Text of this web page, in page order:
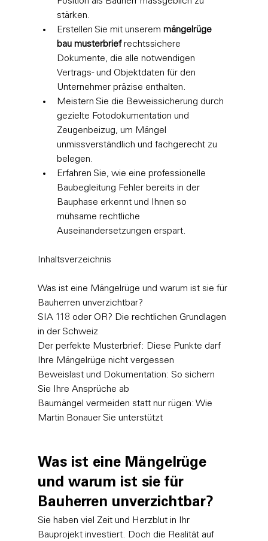
stärken.
Erstellen Sie mit unserem mängelrüge
bau musterbrief rechtssichere
Dokumente, die alle notwendigen
Vertrags- und Objektdaten für den
Unternehmer präzise enthalten.
Meistern Sie die Beweissicherung durch
gezielte Fotodokumentation und
Zeugenbeizug, um Mängel
unmissverständlich und fachgerecht zu
belegen.
Erfahren Sie, wie eine professionelle
Baubegleitung Fehler bereits in der
Bauphase erkennt und Ihnen so
mühsame rechtliche
Auseinandersetzungen erspart.
Inhaltsverzeichnis
Was ist eine Mängelrüge und warum ist sie für
Bauherren unverzichtbar?
SIA 118 oder OR? Die rechtlichen Grundlagen
in der Schweiz
Der perfekte Musterbrief: Diese Punkte darf
Ihre Mängelrüge nicht vergessen
Beweislast und Dokumentation: So sichern
Sie Ihre Ansprüche ab
Baumängel vermeiden statt nur rügen: Wie
Martin Bonauer Sie unterstützt
Was ist eine Mängelrüge
und warum ist sie für
Bauherren unverzichtbar?
Sie haben viel Zeit und Herzblut in Ihr
Bauprojekt investiert. Doch die Realität auf